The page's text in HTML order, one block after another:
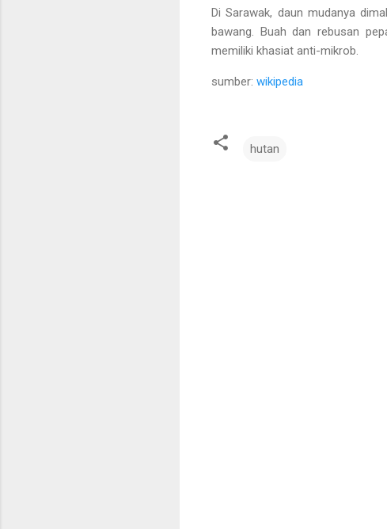
Di Sarawak, daun mudanya
bawang. Buah dan rebusan
memiliki khasiat anti-mikrob.
sumber: wikipedia
hutan